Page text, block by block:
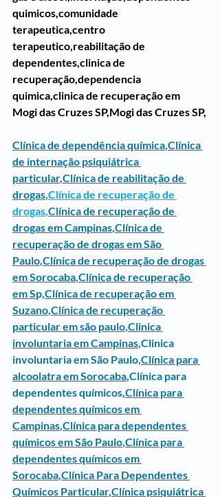
quimicos,comunidade
terapeutica,centro
terapeutico,reabilitação de
dependentes,clinica de
recuperação,dependencia
quimica,clinica de recuperação em
Mogi das Cruzes SP,Mogi das Cruzes SP,
Clínica de dependência química,Clínica
de internação psiquiátrica
particular,Clínica de reabilitação de
drogas,Clínica de recuperação de
drogas,Clínica de recuperação de
drogas em Campinas,Clínica de
recuperação de drogas em São
Paulo,Clínica de recuperação de drogas
em Sorocaba,Clínica de recuperação
em Sp,Clínica de recuperação em
Suzano,Clínica de recuperação
particular em são paulo,Clinica
involuntaria em Campinas,Clinica
involuntaria em São Paulo,Clínica para
alcoolatra em Sorocaba,Clínica para
dependentes químicos,Clínica para
dependentes químicos em
Campinas,Clínica para dependentes
químicos em São Paulo,Clínica para
dependentes químicos em
Sorocaba,Clínica Para Dependentes
Químicos Particular,Clínica psiquiátrica